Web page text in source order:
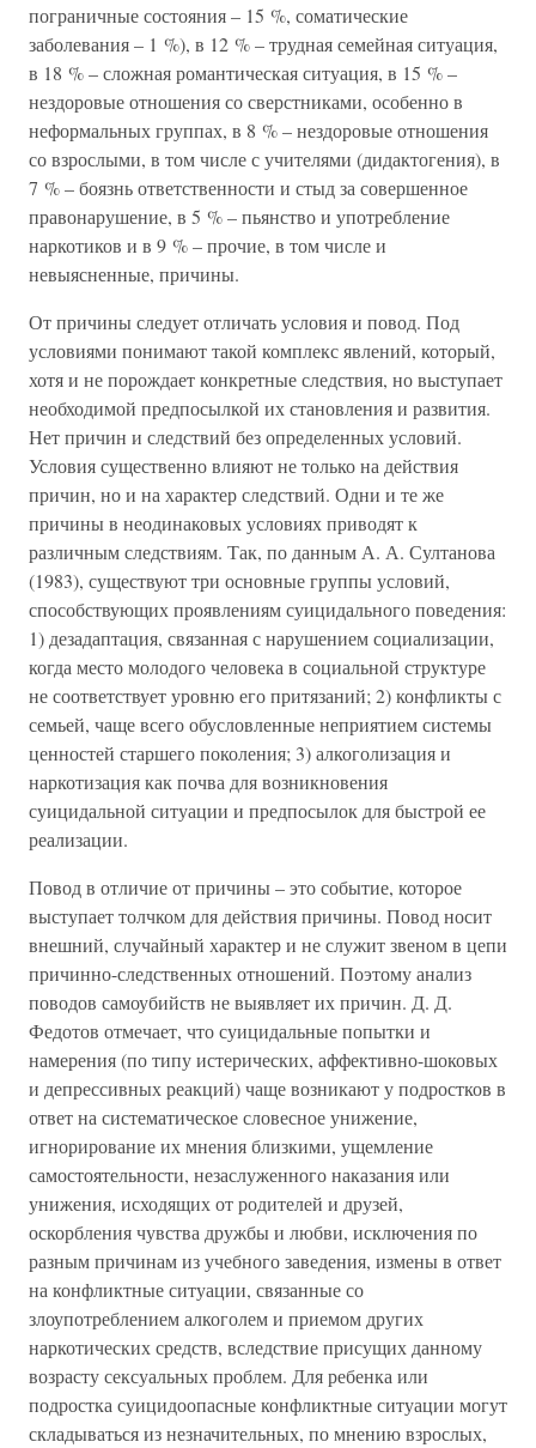
пограничные состояния – 15 %, соматические
заболевания – 1 %), в 12 % – трудная семейная ситуация,
в 18 % – сложная романтическая ситуация, в 15 % –
нездоровые отношения со сверстниками, особенно в
неформальных группах, в 8 % – нездоровые отношения
со взрослыми, в том числе с учителями (дидактогения), в
7 % – боязнь ответственности и стыд за совершенное
правонарушение, в 5 % – пьянство и употребление
наркотиков и в 9 % – прочие, в том числе и
невыясненные, причины.
От причины следует отличать условия и повод. Под
условиями понимают такой комплекс явлений, который,
хотя и не порождает конкретные следствия, но выступает
необходимой предпосылкой их становления и развития.
Нет причин и следствий без определенных условий.
Условия существенно влияют не только на действия
причин, но и на характер следствий. Одни и те же
причины в неодинаковых условиях приводят к
различным следствиям. Так, по данным А. А. Султанова
(1983), существуют три основные группы условий,
способствующих проявлениям суицидального поведения:
1) дезадаптация, связанная с нарушением социализации,
когда место молодого человека в социальной структуре
не соответствует уровню его притязаний; 2) конфликты с
семьей, чаще всего обусловленные неприятием системы
ценностей старшего поколения; 3) алкоголизация и
наркотизация как почва для возникновения
суицидальной ситуации и предпосылок для быстрой ее
реализации.
Повод в отличие от причины – это событие, которое
выступает толчком для действия причины. Повод носит
внешний, случайный характер и не служит звеном в цепи
причинно-следственных отношений. Поэтому анализ
поводов самоубийств не выявляет их причин. Д. Д.
Федотов отмечает, что суицидальные попытки и
намерения (по типу истерических, аффективно-шоковых
и депрессивных реакций) чаще возникают у подростков в
ответ на систематическое словесное унижение,
игнорирование их мнения близкими, ущемление
самостоятельности, незаслуженного наказания или
унижения, исходящих от родителей и друзей,
оскорбления чувства дружбы и любви, исключения по
разным причинам из учебного заведения, измены в ответ
на конфликтные ситуации, связанные со
злоупотреблением алкоголем и приемом других
наркотических средств, вследствие присущих данному
возрасту сексуальных проблем. Для ребенка или
подростка суицидоопасные конфликтные ситуации могут
складываться из незначительных, по мнению взрослых,